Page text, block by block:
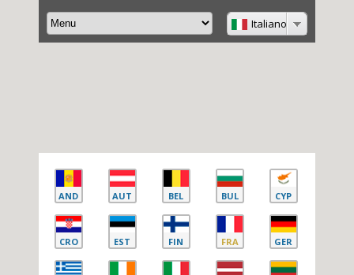
Italiano
AND AUT BEL BUL CYP
CRO EST FIN FRA GER